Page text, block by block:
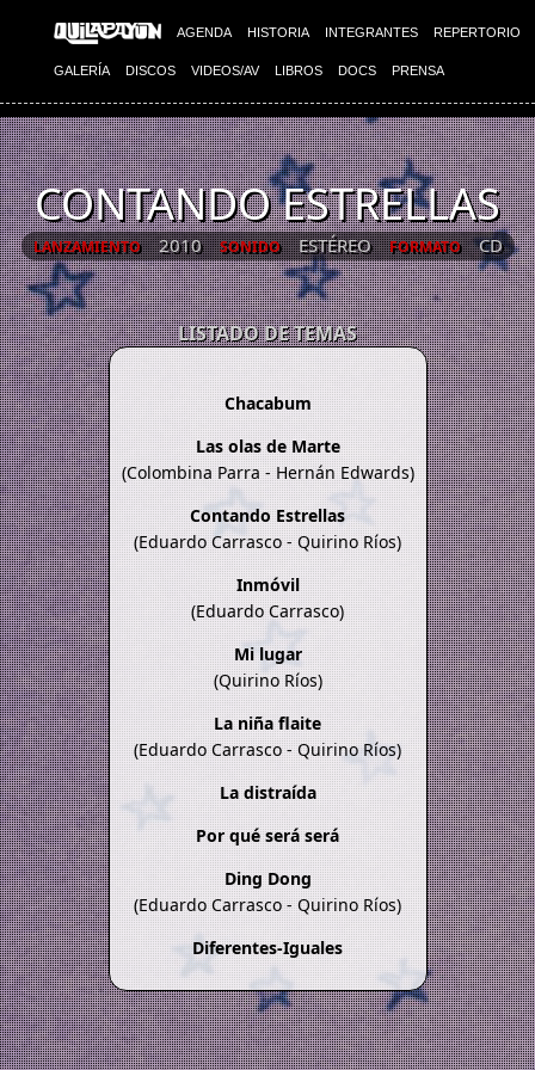
AGENDA HISTORIA INTEGRANTES REPERTORIO
GALERÍA DISCOS VIDEOS/AV LIBROS DOCS PRENSA
CONTANDO ESTRELLAS
LANZAMIENTO 2010 SONIDO ESTÉREO FORMATO CD
LISTADO DE TEMAS
Chacabum
Las olas de Marte
(Colombina Parra - Hernán Edwards)
Contando Estrellas
(Eduardo Carrasco - Quirino Ríos)
Inmóvil
(Eduardo Carrasco)
Mi lugar
(Quirino Ríos)
La niña flaite
(Eduardo Carrasco - Quirino Ríos)
La distraída
Por qué será será
Ding Dong
(Eduardo Carrasco - Quirino Ríos)
Diferentes-Iguales